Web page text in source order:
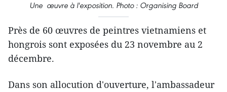
Une œuvre à l'exposition. Photo : Organising Board
Près de 60 œuvres de peintres vietnamiens et
hongrois sont exposées du 23 novembre au 2
décembre.
Dans son allocution d'ouverture, l'ambassadeur